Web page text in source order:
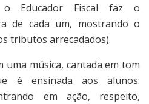
o Educador Fiscal faz o
de cada um, mostrando o
tributos arrecadados).
música, cantada em tom
é ensinada aos alunos:
em ação, respeito,